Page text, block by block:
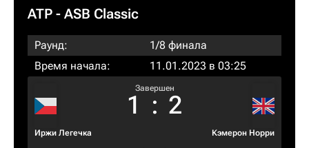
ATP - ASB Classic
Раунд:
1/8 финала
Время начала:
11.01.2023 в 03:25
Иржи Легечка
Завершен
1 : 2
Кэмерон Норри